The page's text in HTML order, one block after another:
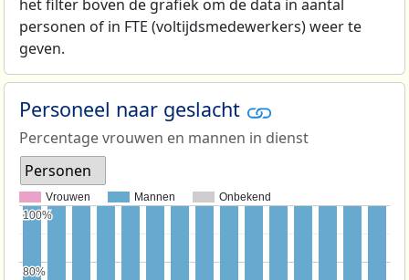
het filter boven de grafiek om de data in aantal
personen of in FTE (voltijdsmedewerkers) weer te
geven.
Personeel naar geslacht
Percentage vrouwen en mannen in dienst
Personen
Vrouwen Mannen Onbekend
80%
80%
100%
100%